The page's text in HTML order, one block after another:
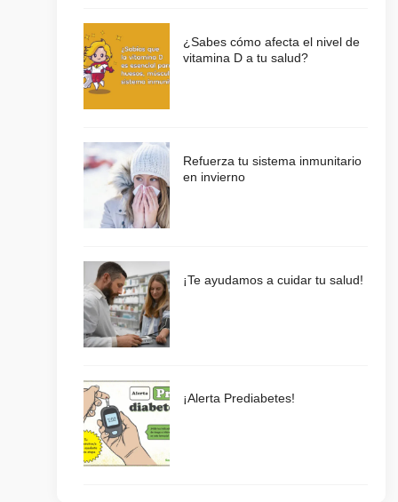
¿Sabes cómo afecta el nivel de
vitamina D a tu salud?
Refuerza tu sistema inmunitario
en invierno
¡Te ayudamos a cuidar tu salud!
¡Alerta Prediabetes!